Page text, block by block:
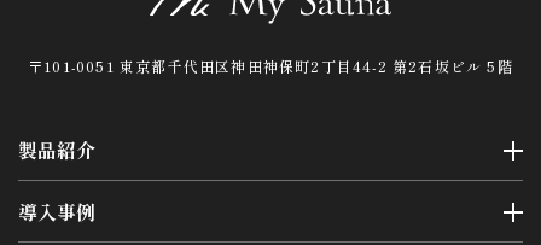
〒101-0051 東京都千代田区神田神保町2丁目44-2 第2石坂ビル 5階
製品紹介
導入事例